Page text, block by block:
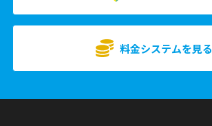
料金システムを見る